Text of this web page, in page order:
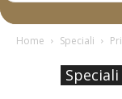
Home Speciali
Speciali